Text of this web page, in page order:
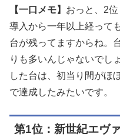
【一口メモ】 おっと、2位
導入から一年以上経って
台が残ってますからね。
りも多いんじゃないでし
した台は、初当り間がほ
で達成したみたいです。
第1位：新世紀エヴ